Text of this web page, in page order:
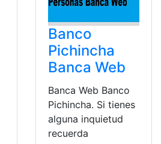
Banco
Pichincha
Banca Web
Banca Web Banco
Pichincha. Si tienes
alguna inquietud
recuerda